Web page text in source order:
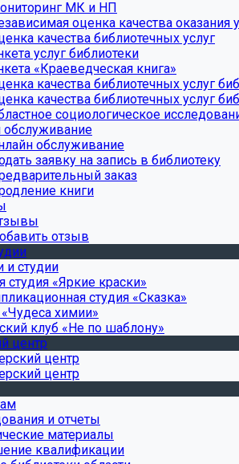
МК и НП
оценка качества
качества библиотечных услуг
услуг библиотеки
«Краеведческая книга»
качества библиотечных услуг
качества библиотечных услуг
социологическое
обслуживание
обслуживание
заявку на запись в библиотеку
заказ
книги
отзыв
и студии
студия «Яркие краски»
студия «Сказка»
химии»
клуб «Не по шаблону»
центр
центр
центр
и отчеты
материалы
квалификации